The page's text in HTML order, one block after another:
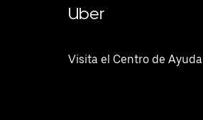
Uber
Visita el Centro de Ayuda